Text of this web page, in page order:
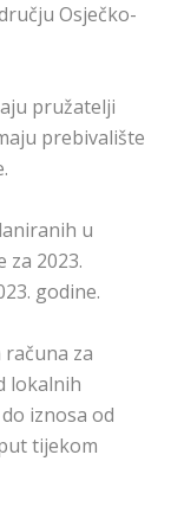
Osječko-
pružatelji
prebivalište
u
2023.
godine.
za
lokalnih
iznosa od
tijekom